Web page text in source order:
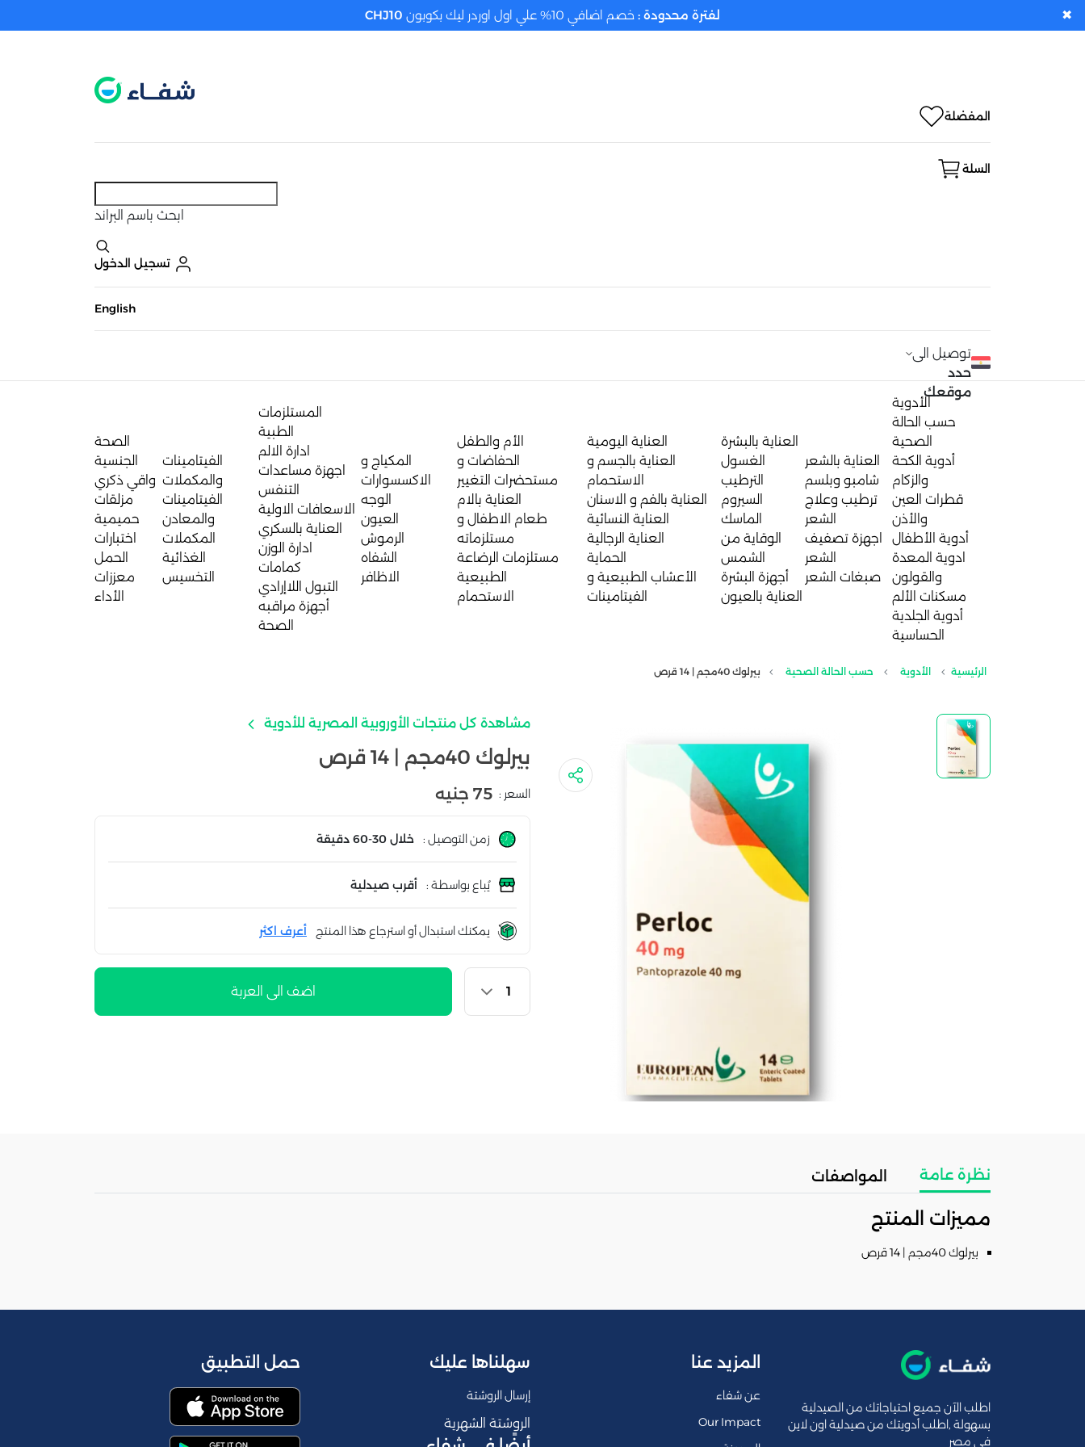
المفضلة
السلة
ابحث باسم البراند
تسجيل الدخول
English
توصيل الى
حدد
موقعك
الأدوية
حسب الحالة
الصحية
أدوية الكحة
والزكام
قطرات العين
والأذن
أدوية الأطفال
ادوية المعدة
والقولون
مسكنات الألم
أدوية الجلدية
الحساسية
العناية بالشعر
شامبو وبلسم
ترطيب وعلاج
الشعر
اجهزة تصفيف
الشعر
صبغات الشعر
العناية بالبشرة
الغسول
الترطيب
السيروم
الماسك
الوقاية من
الشمس
أجهزة البشرة
العناية بالعيون
العناية اليومية
العناية بالجسم و
الاستحمام
العناية بالفم و الاسنان
العناية النسائية
العناية الرجالية
الحماية
الأعشاب الطبيعية و
الفيتامينات
الأم والطفل
الحفاضات و
مستحضرات التغيير
العناية بالام
طعام الاطفال و
مستلزماته
مستلزمات الرضاعة
الطبيعية
الاستحمام
المكياج و
الاكسسوارات
الوجه
العيون
الرموش
الشفاه
الاظافر
المستلزمات
الطبية
ادارة الالم
اجهزة مساعدات
التنفس
الاسعافات الاولية
العناية بالسكري
ادارة الوزن
كمامات
التبول اللاإرادي
أجهزة مراقبه
الصحة
الفيتامينات
والمكملات
الفيتامينات
والمعادن
المكملات
الغذائية
التخسيس
الصحة
الجنسية
واقي ذكري
مزلقات
حميمية
اختبارات
الحمل
معززات
الأداء
الرئيسية الأدوية حسب الحالة الصحية بيرلوك 40مجم | 14 قرص
مشاهدة كل منتجات الأوروبية المصرية للأدوية
بيرلوك 40مجم | 14 قرص
السعر : 75 جنيه
زمن التوصيل : خلال 30-60 دقيقة
يُباع بواسطة : أقرب صيدلية
يمكنك استبدال أو استرجاع هذا المنتج أعرف اكثر
اضف الى العربة
نظرة عامة المواصفات
مميزات المنتج
بيرلوك 40مجم | 14 قرص
اطلب الآن جميع احتياجاتك من الصيدلية
بسهولة ,اطلب أدويتك من صيدلية اون لاين
فى مصر
المزيد عنا
عن شفاء
Our Impact
سهلناها عليك
إرسال الروشتة
الروشتة الشهرية
حمل التطبيق
لفترة محدودة : خصم اضافي 10% علي اول اوردر ليك بكوبون CHJ10 ✖